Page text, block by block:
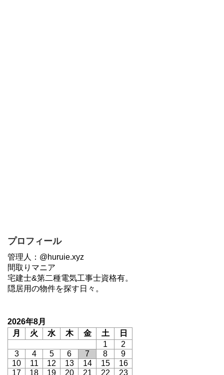
プロフィール
管理人：@huruie.xyz
間取りマニア
宅建士&第二種電気工事士資格有。
隠居用の物件を探す日々。
2026年8月
月
火 水 木 金 土
日
1
2
3
4 5 6 7 8
9
10
11 12 13 14 15
16
17
18 19 20 21 22 23